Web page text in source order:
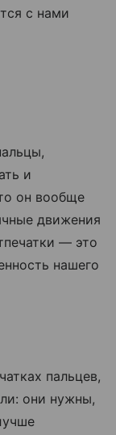
с нами
и
он вообще
движения
— это
нашего
пальцев,
они нужны,